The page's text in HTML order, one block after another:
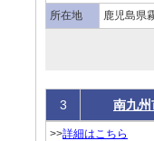
所在地 鹿児島県
3 南九州
>>詳細はこちら